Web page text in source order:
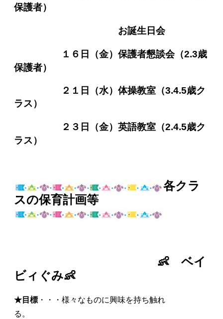
保護者）
お誕生日会
１６日（金）保護者懇談会（2.3歳
保護者）
２１ 日（水） 体操教室（3.4.5歳ク
ラス）
２３日（金）英語教室（2.4.5歳ク
ラス）
各クラ
スの保育計画等
👶 ベイ
ビィぐみ👶
★目標・・・様々なものに興味を持ち触れ
る。